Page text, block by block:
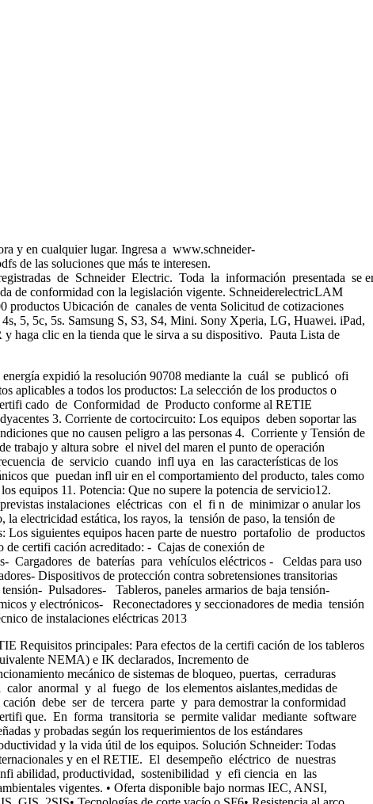
y en cualquier lugar. Ingresa a www.schneider-
de las soluciones que más te interesen.
de Schneider Electric. Toda la información presentada se
de conformidad con la legislación vigente. SchneiderelectricLAM
Ubicación de canales de venta Solicitud de cotizaciones
5, 5c, 5s. Samsung S, S3, S4, Mini. Sony Xperia, LG, Huawei. iPad,
haga clic en la tienda que le sirva a su dispositivo. Pauta Lista de
expidió la resolución 90708 mediante la cuál se publicó ofi
a todos los productos: La selección de los productos o
cado de Conformidad de Producto conforme al RETIE
3. Corriente de cortocircuito: Los equipos deben soportar las
que no causen peligro a las personas 4. Corriente y Tensión de
trabajo y altura sobre el nivel del maren el punto de operación
de servicio cuando infl uya en las características de los
que puedan infl uir en el comportamiento del producto, tales como
equipos 11. Potencia: Que no supere la potencia de servicio12.
previstas instalaciones eléctricas con el fi n de minimizar o anular los
electricidad estática, los rayos, la tensión de paso, la tensión de
Los siguientes equipos hacen parte de nuestro portafolio de productos
certifi cación acreditado: - Cajas de conexión de
Cargadores de baterías para vehículos eléctricos - Celdas para uso
Dispositivos de protección contra sobretensiones transitorias
Pulsadores- Tableros, paneles armarios de baja tensión-
y electrónicos- Reconectadores y seccionadores de media tensión
de instalaciones eléctricas 2013
principales: Para efectos de la certifi cación de los tableros
NEMA) e IK declarados, Incremento de
mecánico de sistemas de bloqueo, puertas, cerraduras
calor anormal y al fuego de los elementos aislantes,medidas de
debe ser de tercera parte y para demostrar la conformidad
que. En forma transitoria se permite validar mediante software
y probadas según los requerimientos de los estándares
y la vida útil de los equipos. Solución Schneider: Todas
y en el RETIE. El desempeño eléctrico de nuestras
abilidad, productividad, sostenibilidad y efi ciencia en las
vigentes. • Oferta disponible bajo normas IEC, ANSI,